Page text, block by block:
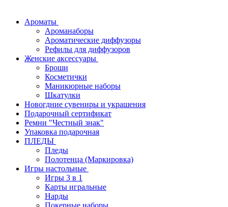
Ароматы
Ароманаборы
Ароматические диффузоры
Рефилы для диффузоров
Женские аксессуары
Броши
Косметички
Маникюрные наборы
Шкатулки
Новогдние сувениры и украшения
Подарочный сертификат
Ремни "Честный знак"
Упаковка подарочная
ПЛЕДЫ
Пледы
Полотенца (Маркировка)
Игры настольные
Игры 3 в 1
Карты игральные
Нарды